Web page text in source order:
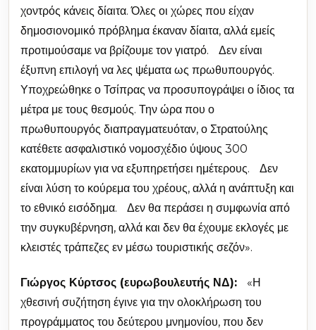
χοντρός κάνεις δίαιτα. Όλες οι χώρες που είχαν
δημοσιονομικό πρόβλημα έκαναν δίαιτα, αλλά εμείς
προτιμούσαμε να βρίζουμε τον γιατρό. Δεν είναι
έξυπνη επιλογή να λες ψέματα ως πρωθυπουργός.
Υποχρεώθηκε ο Τσίπρας να προσυπογράψει ο ίδιος τα
μέτρα με τους θεσμούς. Την ώρα που ο
πρωθυπουργός διαπραγματευόταν, ο Στρατούλης
κατέθετε ασφαλιστικό νομοσχέδιο ύψους 300
εκατομμυρίων για να εξυπηρετήσει ημέτερους. Δεν
είναι λύση το κούρεμα του χρέους, αλλά η ανάπτυξη και
το εθνικό εισόδημα. Δεν θα περάσει η συμφωνία από
την συγκυβέρνηση, αλλά και δεν θα έχουμε εκλογές με
κλειστές τράπεζες εν μέσω τουριστικής σεζόν».
Γιώργος Κύρτσος (ευρωβουλευτής ΝΔ): «Η
χθεσινή συζήτηση έγινε για την ολοκλήρωση του
προγράμματος του δεύτερου μνημονίου, που δεν